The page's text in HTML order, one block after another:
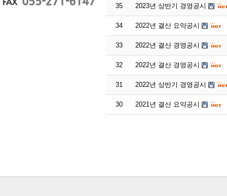
35 2023년 상반기 경영공시
34 2022년 결산 요약공시
33 2022년 결산 경영공시
32 2022년 결산 경영공시
31 2022년 상반기 경영공시
30 2021년 결산 요약공시